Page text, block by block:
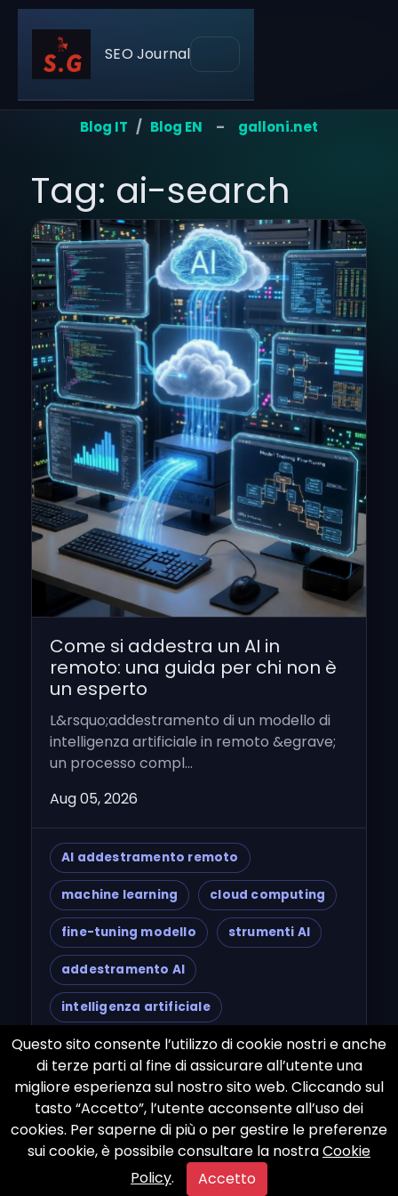
Questo sito consente l’utilizzo di cookie nostri e anche
di terze parti al fine di assicurare all’utente una
migliore esperienza sul nostro sito web. Cliccando sul
tasto “Accetto”, l’utente acconsente all’uso dei
cookies. Per saperne di più o per gestire le preferenze
sui cookie, è possibile consultare la nostraCookie
Policy. Accetto
SEO Journal
Blog IT / Blog EN – galloni.net
Tag: ai-search
Come si addestra un AI in
remoto: una guida per chi non è
un esperto
L&rsquo;addestramento di un modello di
intelligenza artificiale in remoto &egrave;
un processo compl...
Aug 05, 2026
AI addestramento remoto
machine learning cloud computing
fine-tuning modello strumenti AI
addestramento AI
intelligenza artificiale
collaborazione remota dati puliti
gestione dati modelli linguistici
Google Cloud AWS
Jupyter Notebook Colab